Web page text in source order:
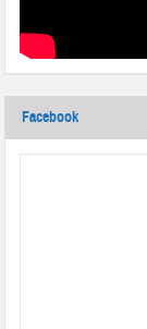
Facebook